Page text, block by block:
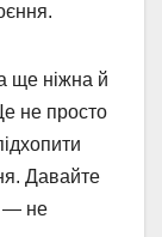
ще ніжна й
не просто
Давайте
— не